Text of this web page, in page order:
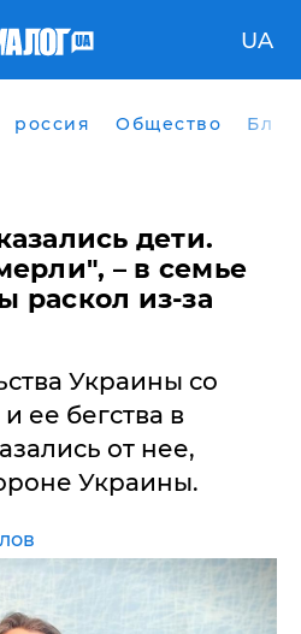
UA
россия Общество
дети.
– в семье
раскол из-за
Украины со
ее бегства в
от нее,
Украины.